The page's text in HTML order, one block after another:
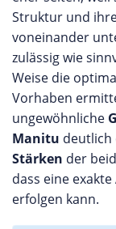
Struktur und
voneinander
zulässig wie
Weise die
Vorhaben
ungewöhnliche
Manitu deutlich
Stärken der
dass eine
erfolgen kann.